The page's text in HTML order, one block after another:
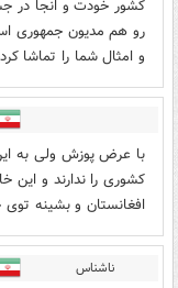
کشور خودت و انجا در
رو هم مدیون جمهوری
و امثال شما را تماشا
با عرض پوزش ولی به
کشوری را ندارند و این
افغانستان و بشینه توی
ناشناس